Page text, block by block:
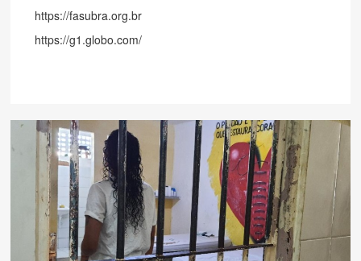
https://fasubra.org.br
https://g1.globo.com/